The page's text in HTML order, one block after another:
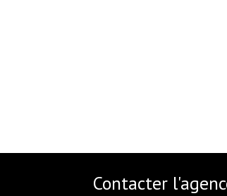
Contacter